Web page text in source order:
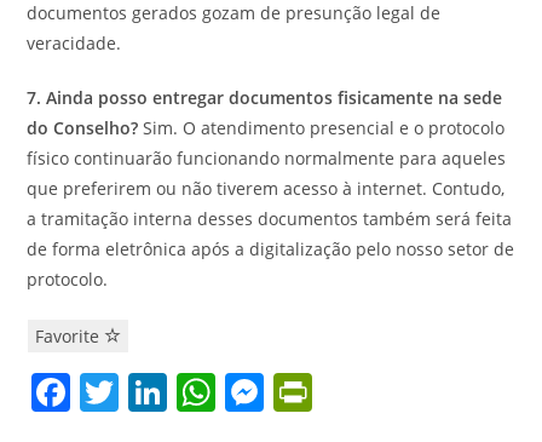
documentos gerados gozam de presunção legal de
veracidade.
7. Ainda posso entregar documentos fisicamente na sede
do Conselho? Sim. O atendimento presencial e o protocolo
físico continuarão funcionando normalmente para aqueles
que preferirem ou não tiverem acesso à internet. Contudo,
a tramitação interna desses documentos também será feita
de forma eletrônica após a digitalização pelo nosso setor de
protocolo.
Favorite
F T Li W M